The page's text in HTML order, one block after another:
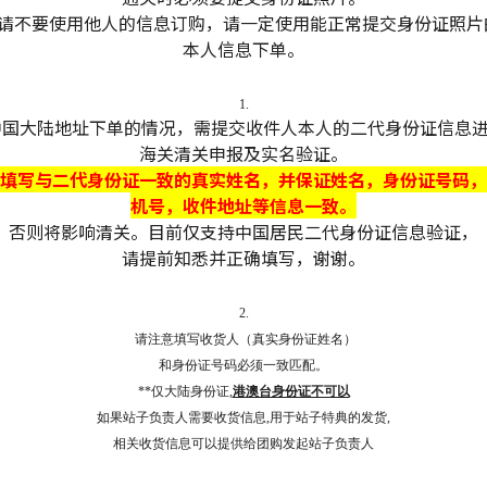
不要使用他人的信息订购，请一定使用能正常提交身份证照
本人信息下单。
1.
大陆地址下单的情况，需提交收件人本人的二代身份证信息
海关清关申报及实名验证。
写与二代身份证一致的真实姓名，并保证姓名，身份证号码
机号，收件地址等信息一致。
否则将影响清关。目前仅支持中国居民二代身份证信息验证，
请提前知悉并正确填写，谢谢。
2.
请注意填写收货人（真实身份证姓名）
和身份证号码必须一致匹配。
**仅大陆身份证,港澳台身份证不可以
如果站子负责人需要收货信息,用于站子特典的发货,
相关收货信息可以提供给团购发起站子负责人